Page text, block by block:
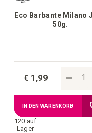
Eco Barbante Milano
50g.
€ 1,99
120 auf
Lager
IN DEN WARENKORB